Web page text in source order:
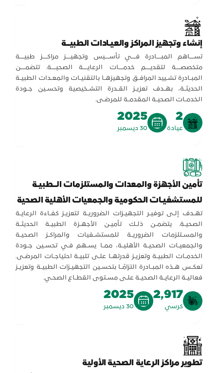
إنشاء وتجهيز المراكز والعيـادات الطبيــة
تســـاهم المبـــادرة فـــي تأســـيس وتجهيـــز مراكـــز طبيـــة
متخصصـــة لتقديـــم خدمـــات الرعايـــة الصحيـــة. تتضمـــن
المبـادرة تشـييد المرافـق وتجهيزهـا بالتقنيـات والمعـدات الطبيـة
الحديثـة، بهـدف تعزيـز القـدرة التشـخيصية وتحسـين جـودة
الخدمـات الصحيـة المقدمـة للمرضـى.
2
عيادة
2025
30 ديسمبر
تأمين الأجهزة والمعدات والمستلزمات الــطبيـة
للمستشفيـات الحكومية والجمعيات الأهلية الصحية
تهـدف إلـى توفيـر التجهيـزات الضروريـة لتعزيـز كفـاءة الرعايـة
الصحيـة. يتضمـن ذلـك تأميـن الأجهـزة الطبيـة الحديثـة
والمسـتلزمات الضروريـة للمستشـفيات والمراكـز الصحيـة
والجمعيـات الصحيـة الأهليـة، ممـا يسـهم فـي تحسـين جـودة
الخدمـات الطبيـة وتعزيـز قدرتهـا علـى تلبيـة احتياجـات المرضـى.
تعكـس هـذه المبـادرة التزامًـا بتحسـين التجهيـزات الطبيـة وتعزيـز
فعاليـة الرعايـة الصحيـة علـى مسـتوى القطـاع الصحـي.
2,917
كرسي
2025
30 ديسمبر
تطوير مراكز الرعاية الصحية الأولية